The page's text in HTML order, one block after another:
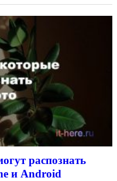
распознать
и Android